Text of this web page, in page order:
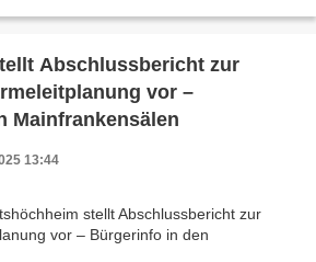
Abschlussbericht zur
vor –
Mainfrankensälen
13:44